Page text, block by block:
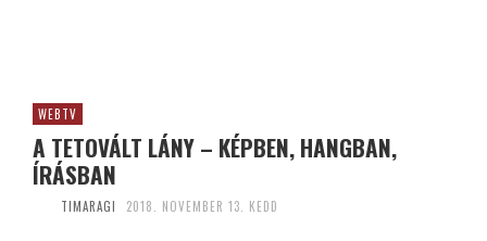
WEBTV
A TETOVÁLT LÁNY – KÉPBEN, HANGBAN,
ÍRÁSBAN
TIMARAGI 2018. NOVEMBER 13. KEDD